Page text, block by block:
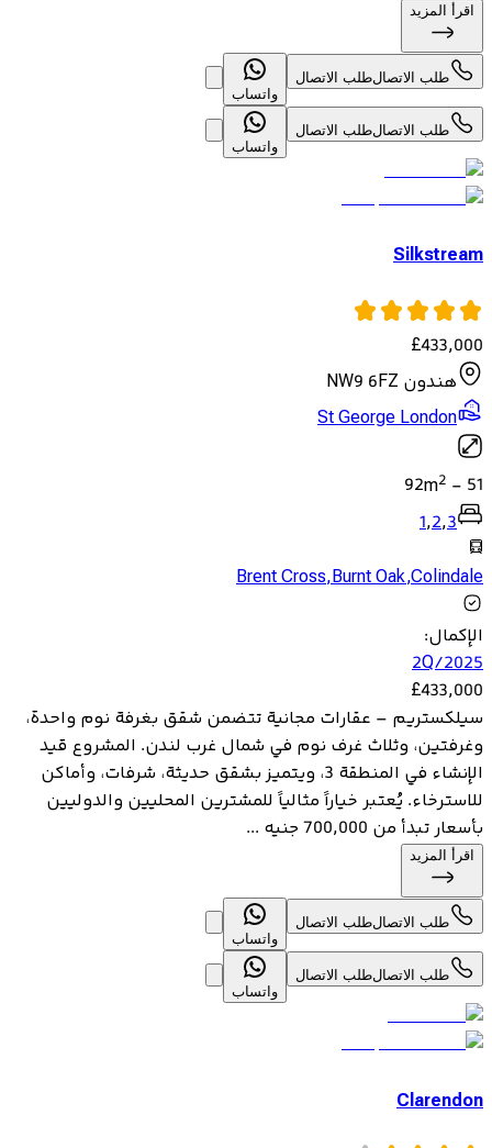
اقرأ المزيد
طلب الاتصالطلب الاتصال
واتساب
طلب الاتصالطلب الاتصال
واتساب
Silkstream
£433,000
هندون NW9 6FZ
St George London
51
-
92m2
1,2,3
Brent Cross,Burnt Oak,Colindale
الإكمال:
2Q/2025
£433,000
سيلكستريم – عقارات مجانية تتضمن شقق بغرفة نوم واحدة،
وغرفتين، وثلاث غرف نوم في شمال غرب لندن. المشروع قيد
الإنشاء في المنطقة 3، ويتميز بشقق حديثة، شرفات، وأماكن
للاسترخاء. يُعتبر خياراً مثالياً للمشترين المحليين والدوليين
بأسعار تبدأ من 700,000 جنيه ...
اقرأ المزيد
طلب الاتصالطلب الاتصال
واتساب
طلب الاتصالطلب الاتصال
واتساب
Clarendon